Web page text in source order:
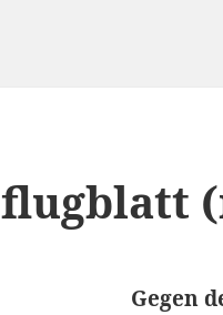
flugblatt
Gegen